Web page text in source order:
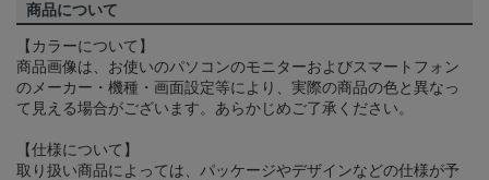
商品について
【カラーについて】
商品画像は、お使いのパソコンのモニターおよびスマートフォン
のメーカー・機種・画面設定等により、実際の商品の色と異なっ
て見える場合がございます。あらかじめご了承ください。
【仕様について】
取り扱い商品によっては、パッケージやデザインなどの仕様が予